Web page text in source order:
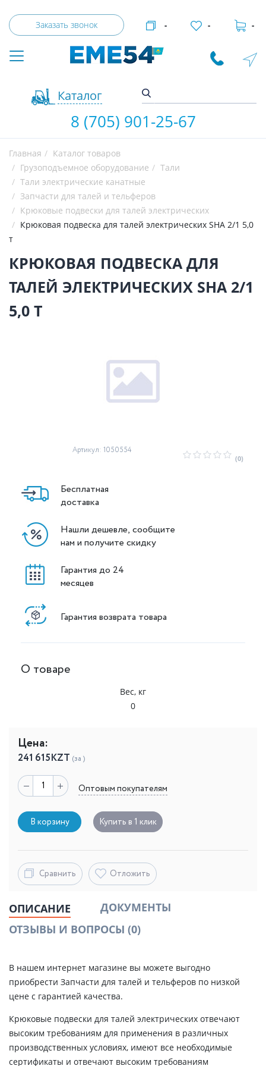
Заказать звонок
Каталог
- - -
8 (705) 901-25-67
Главная
Каталог товаров
Грузоподъемное оборудование
Тали
Тали электрические канатные
Запчасти для талей и тельферов
Крюковые подвески для талей электрических
Крюковая подвеска для талей электрических SHA 2/1 5,0
т
КРЮКОВАЯ ПОДВЕСКА ДЛЯ
ТАЛЕЙ ЭЛЕКТРИЧЕСКИХ SHA 2/1
5,0 Т
Артикул: 1050554
(0)
Бесплатная
доставка
Нашли дешевле, сообщите
нам и получите скидку
Гарантия до 24
месяцев
Гарантия возврата товара
О товаре
Вес, кг
0
Цена:
241 615KZT (за )
Оптовым покупателям
В корзину Купить в 1 клик
Сравнить Отложить
ОПИСАНИЕ
ДОКУМЕНТЫ
ОТЗЫВЫ И ВОПРОСЫ (0)
В нашем интернет магазине вы можете выгодно
приобрести Запчасти для талей и тельферов по низкой
цене с гарантией качества.
Крюковые подвески для талей электрических отвечают
высоким требованиям для применения в различных
производственных условиях, имеют все необходимые
сертификаты и отвечают высоким требованиям